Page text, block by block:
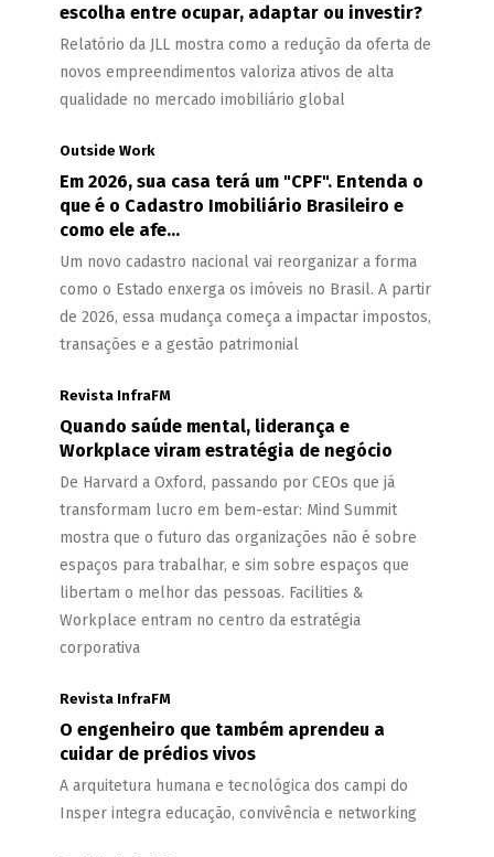
escolha entre ocupar, adaptar ou investir?
Relatório da JLL mostra como a redução da oferta de
novos empreendimentos valoriza ativos de alta
qualidade no mercado imobiliário global
Outside Work
Em 2026, sua casa terá um "CPF". Entenda o
que é o Cadastro Imobiliário Brasileiro e
como ele afe...
Um novo cadastro nacional vai reorganizar a forma
como o Estado enxerga os imóveis no Brasil. A partir
de 2026, essa mudança começa a impactar impostos,
transações e a gestão patrimonial
Revista InfraFM
Quando saúde mental, liderança e
Workplace viram estratégia de negócio
De Harvard a Oxford, passando por CEOs que já
transformam lucro em bem-estar: Mind Summit
mostra que o futuro das organizações não é sobre
espaços para trabalhar, e sim sobre espaços que
libertam o melhor das pessoas. Facilities &
Workplace entram no centro da estratégia
corporativa
Revista InfraFM
O engenheiro que também aprendeu a
cuidar de prédios vivos
A arquitetura humana e tecnológica dos campi do
Insper integra educação, convivência e networking